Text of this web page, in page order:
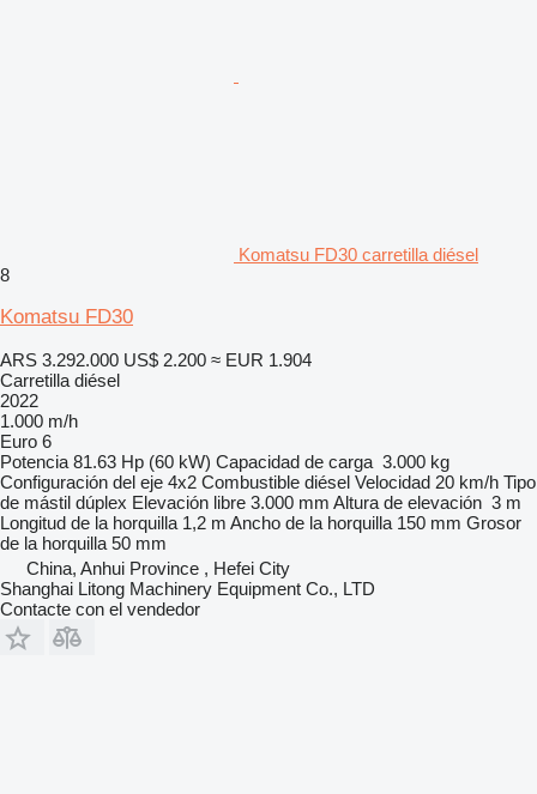
Komatsu FD30 carretilla diésel
8
Komatsu FD30
ARS 3.292.000 US$ 2.200 ≈ EUR 1.904
Carretilla diésel
2022
1.000 m/h
Euro 6
Potencia 81.63 Hp (60 kW) Capacidad de carga 3.000 kg
Configuración del eje 4x2 Combustible diésel Velocidad 20 km/h Tipo
de mástil dúplex Elevación libre 3.000 mm Altura de elevación 3 m
Longitud de la horquilla 1,2 m Ancho de la horquilla 150 mm Grosor
de la horquilla 50 mm
China, Anhui Province , Hefei City
Shanghai Litong Machinery Equipment Co., LTD
Contacte con el vendedor